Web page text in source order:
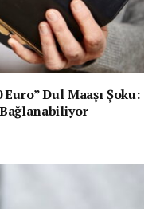
Dul Maaşı Şoku: